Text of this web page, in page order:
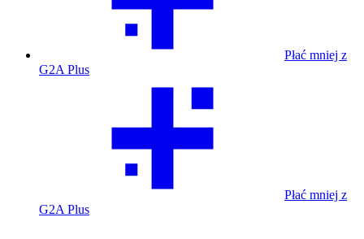
Płać mniej z
G2A Plus
Płać mniej z
G2A Plus